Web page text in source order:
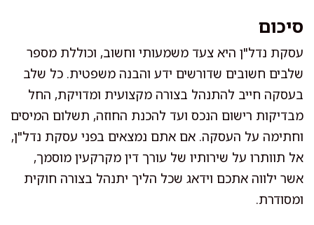
סיכום
עסקת נדל"ן היא צעד משמעותי וחשוב, וכוללת מספר
שלבים חשובים שדורשים ידע והבנה משפטית. כל שלב
בעסקה חייב להתנהל בצורה מקצועית ומדויקת, החל
מבדיקות רישום הנכס ועד להכנת החוזה, תשלום המיסים
וחתימה על העסקה. אם אתם נמצאים בפני עסקת נדל"ן,
אל תוותרו על שירותיו של עורך דין מקרקעין מוסמך,
אשר ילווה אתכם וידאג שכל הליך יתנהל בצורה חוקית
ומסודרת.